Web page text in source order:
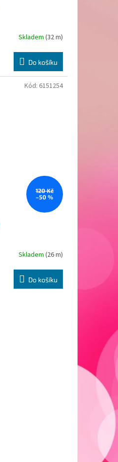
Skladem (32 m)
Do košíku
120 Kč
–50 %
Skladem (26 m)
Do košíku
Kód: 6151254